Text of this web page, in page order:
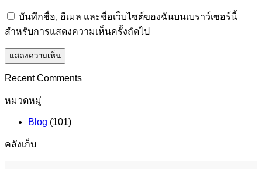
บันทึกชื่อ, อีเมล และชื่อเว็บไซต์ของฉันบนเบราว์เซอร์นี้
สำหรับการแสดงความเห็นครั้งถัดไป
Recent Comments
หมวดหมู่
Blog (101)
คลังเก็บ